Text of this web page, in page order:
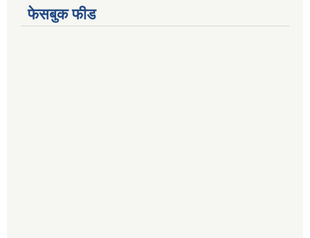
फेसबुक फीड